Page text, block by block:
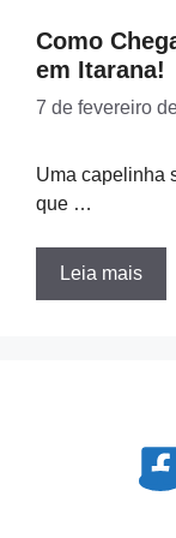
Como
em Itarana!
7 de fevereiro
Uma capelinha
que …
Leia mais